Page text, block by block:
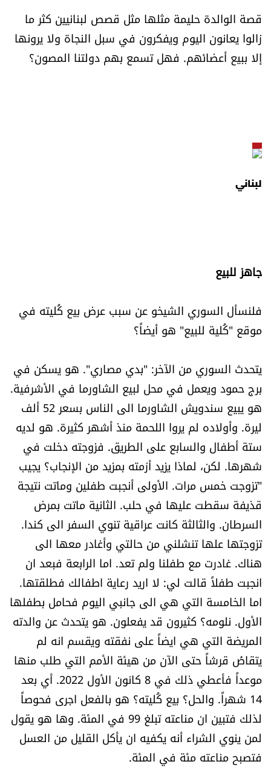
قصة الوالدة حليمة مثلها مثل قصص لبنانيين كثر ما
زالوا يعانون اليوم ويفكرون في سبل النجاة ولا يرونها
إلا ببيع أعضائهم. فهل تسمع بهم دولتنا المصون؟
لبناني
جاهز للبيع
فلنسأل السوري الشيخو عن سبب عرض بيع كُليته في
موقع "كُلية للبيع" هو أيضاً؟
يتحدث السوري من الآخر: "بدي مصاري". هو يسكن في
برج حمود ويعمل في محل لبيع الشاورما في الأشرفية.
هو يبيع سندويش الشاورما الى الناس بسعر 52 ألف
ليرة. وأولاده لم يروا اللحمة منذ أشهر كثيرة. هو لديه
ستة أطفال والسابع على الطريق. فزوجته دخلت في
شهرها. لكن، لماذا يزيد أزمته بمزيد من الإنجاب؟ يجيب
"تزوجت خمس مرات. الأولى أنجبت طفلين وماتت نتيجة
قذيفة سقطت عليها في حلب. الثانية ماتت بمرض
السرطان. والثالثة كانت عراقية تنوي السفر الى كندا.
تزوجتها علها تنشلني من حالتي وأغادر معها الى
هناك. غادرت مع طفلنا ولم تعد. اما الرابعة فبعد ان
انجبت طفلاً قالت لي: لا اريد رعاية اطفالك فطلقتها.
اما الخامسة التي هي الى جانبي اليوم فحامل بطفلها
الأول. نلومه؟ كثيرون قد يفعلون. هو يتحدث عن والدته
المريضة التي هي ايضاً على نفقته ويقسم انه لم
يتقاضَ قرشاً حتى الآن من هيئة الأمم التي طلب منها
موعداً فأعطي ذلك في 8 كانون الأول 2022. أي بعد
14 شهراً. والحل؟ بيع كُليته؟ هو بالفعل اجرى فحوصاً
لذلك فتبين ان مناعته تبلغ 99 في المئة. وها هو يقول
لمن ينوي الشراء أنه يكفيه ان يأكل القليل من العسل
فتصبح مناعته مئة في المئة.